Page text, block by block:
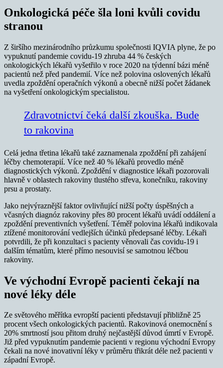
Onkologická péče šla loni kvůli covidu
stranou
Z širšího mezinárodního průzkumu společnosti IQVIA plyne, že po
vypuknutí pandemie covidu-19 zhruba 44 % českých
onkologických lékařů vyšetřilo v roce 2020 na týdenní bázi méně
pacientů než před pandemií. Více než polovina oslovených lékařů
uvedla zpoždění operačních výkonů a obecně nižší počet žádanek
na vyšetření onkologickým specialistou.
Zdravotnictví čeká další zkouška. Bude
to rakovina
Celá jedna třetina lékařů také zaznamenala zpoždění při zahájení
léčby chemoterapií. Více než 40 % lékařů provedlo méně
diagnostických výkonů. Zpoždění v diagnostice lékaři pozorovali
hlavně v oblastech rakoviny tlustého střeva, konečníku, rakoviny
prsu a prostaty.
Jako nejvýraznější faktor ovlivňující nižší počty úspěšných a
včasných diagnóz rakoviny přes 80 procent lékařů uvádí oddálení a
zpoždění preventivních vyšetření. Téměř polovina lékařů indikovala
ztížené monitorování vedlejších účinků předepsané léčby. Lékaři
potvrdili, že při konzultaci s pacienty věnovali čas covidu-19 i
dalším tématům, které přímo nesouvisí se samotnou léčbou
rakoviny.
Ve východní Evropě pacienti čekají na
nové léky déle
Ze světového měřítka evropští pacienti představují přibližně 25
procent všech onkologických pacientů. Rakovinová onemocnění s
20% smrtností jsou přitom druhý nejčastější důvod úmrtí v Evropě.
Již před vypuknutím pandemie pacienti v regionu východní Evropy
čekali na nové inovativní léky v průměru třikrát déle než pacienti v
západní Evropě.